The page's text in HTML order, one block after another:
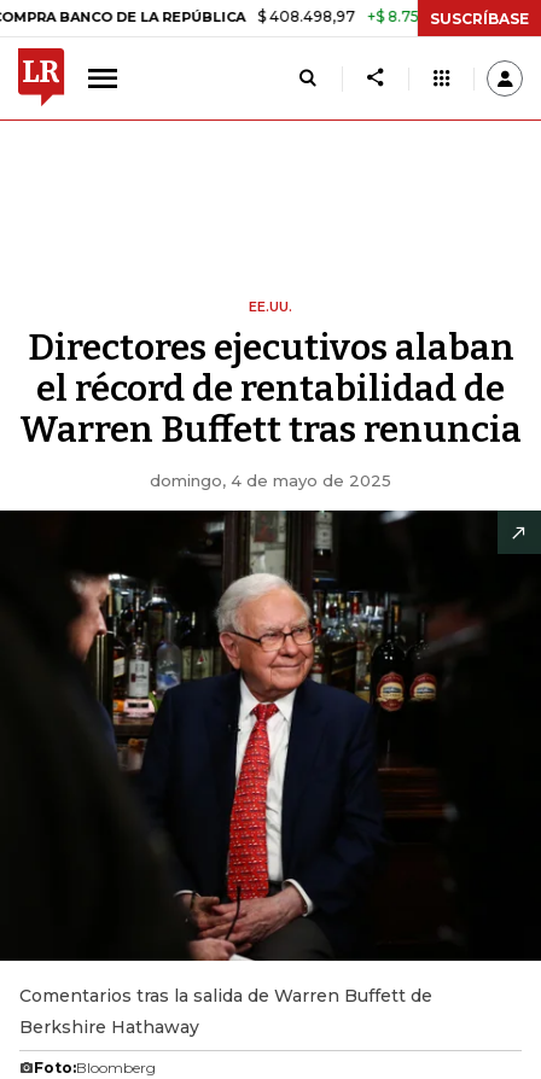
DE LA REPÚBLICA $ 408.498,97 +$ 8.753,81 +2,19% TASA
SUSCRÍBASE
EE.UU.
Directores ejecutivos alaban
el récord de rentabilidad de
Warren Buffett tras renuncia
domingo, 4 de mayo de 2025
Comentarios tras la salida de Warren Buffett de
Berkshire Hathaway
Foto:Bloomberg